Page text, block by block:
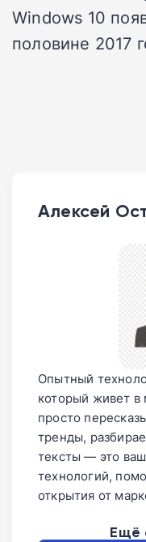
Windows 10
половине 2017
Алексей
Опытный
который живет
просто
тренды,
тексты — это
технологий,
открытия от
Ещё